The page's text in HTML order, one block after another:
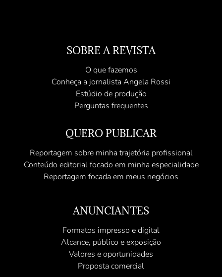
SOBRE A REVISTA
O que fazemos
Conheça a jornalista Angela Rossi
Estúdio de produção
Perguntas frequentes
QUERO PUBLICAR
Reportagem sobre minha trajetória profissional
Conteúdo editorial focado em minha especialidade
Reportagem focada em meus negócios
ANUNCIANTES
Formatos impresso e digital
Alcance, público e exposição
Valores e oportunidades
Proposta comercial